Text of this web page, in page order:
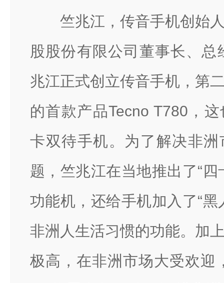
竺兆江，传音手机创始
股股份有限公司董事长、总
兆江正式创立传音手机，第
的首款产品Tecno T780，
卡双待手机。为了解决非
题，竺兆江在当地推出了“四
功能机，还给手机加入了“黑
非洲人生活习惯的功能。加
极高，在非洲市场大受欢迎